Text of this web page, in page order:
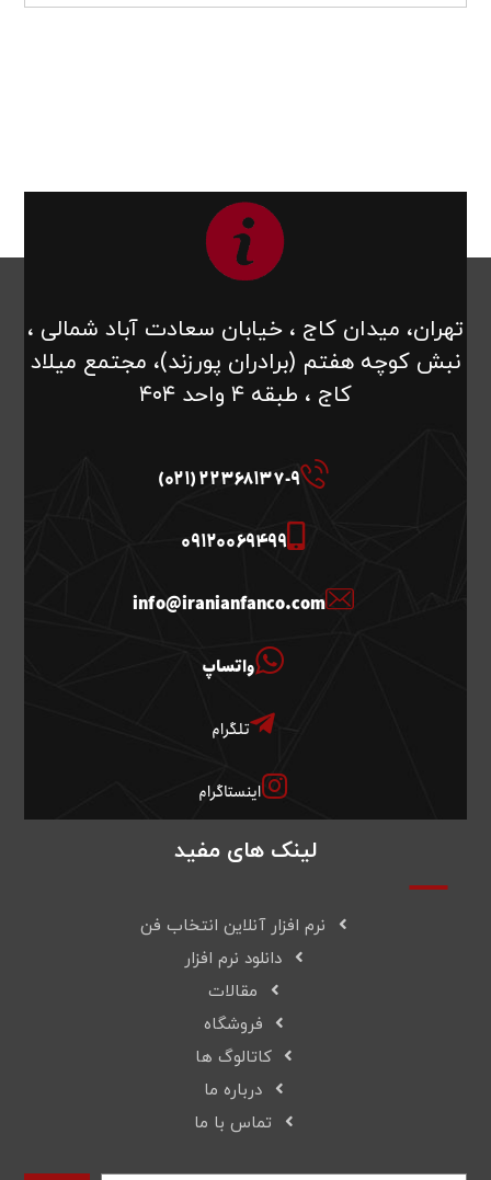
تهران، میدان کاج ، خیابان سعادت آباد شمالی ،
نبش کوچه هفتم (برادران پورزند)، مجتمع میلاد
کاج ، طبقه ۴ واحد ۴۰۴
22368137-9 (021)
09120069499
info@iranianfanco.com
واتساپ
تلگرام
اینستاگرام
لینک های مفید
نرم افزار آنلاین انتخاب فن
دانلود نرم افزار
مقالات
فروشگاه
کاتالوگ ها
درباره ما
تماس با ما